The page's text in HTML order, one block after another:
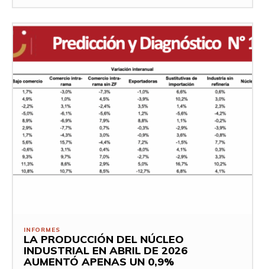
INFORMES
LA PRODUCCIÓN DEL NÚCLEO
INDUSTRIAL EN ABRIL DE 2026
AUMENTÓ APENAS UN 0,9%